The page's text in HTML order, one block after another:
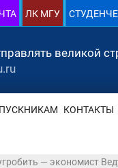
ЛК МГУ
великой
КОНТАКТЫ
— экономист